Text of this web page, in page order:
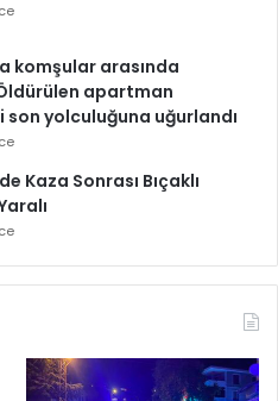
komşular arasında
apartman
yolculuğuna uğurlandı
Kaza Sonrası Bıçaklı